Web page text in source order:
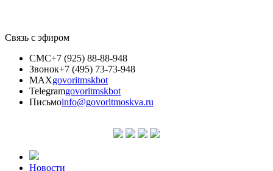
Связь с эфиром
СМС+7 (925) 88-88-948
Звонок+7 (495) 73-73-948
MAXgovoritmskbot
Telegramgovoritmskbot
Письмоinfo@govoritmoskva.ru
Новости